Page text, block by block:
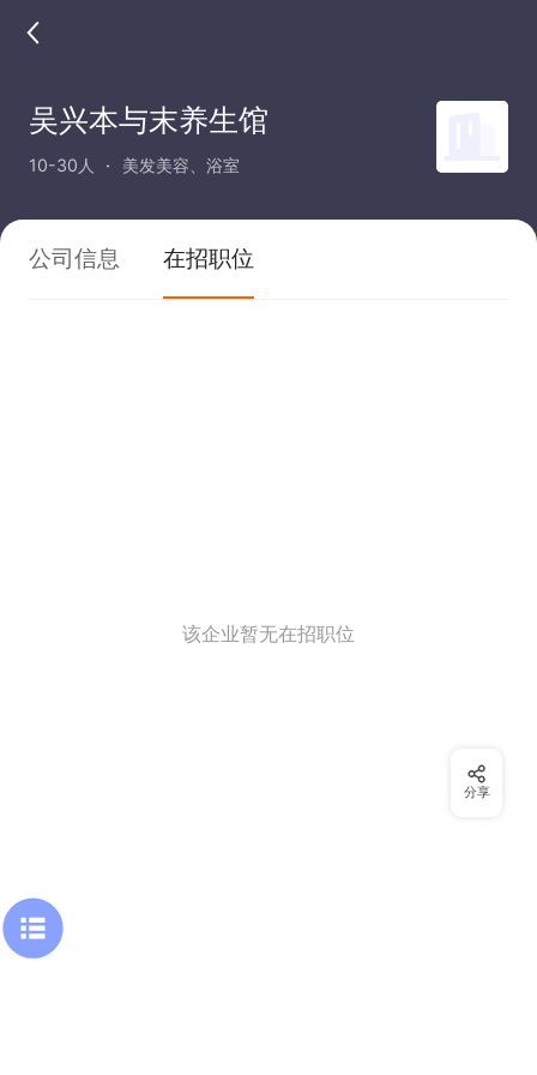
吴兴本与末养生馆
10-30人 美发美容、浴室
公司信息 在招职位
该企业暂无在招职位
分享